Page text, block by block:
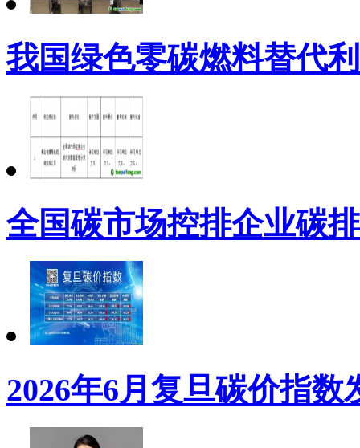
我国绿色零碳燃料替代
全国碳市场控排企业碳
2026年6月复旦碳价指数